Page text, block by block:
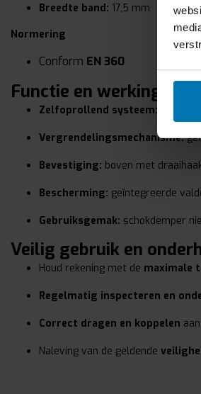
Breedte band: 17,5 mm
Normering
Conform EN 360
Functie en werking
Zelfoprollend systeem:
Vergrendelingsmechanisme:
Bevestiging: boven met
Bescherming: geïntegreerde
Gebruiksgemak: schokdemper
Veilig gebruik en
Houd rekening met de maximale
Regelmatig inspecteren en
Correct dragen en koppelen
Naleving van de geldende